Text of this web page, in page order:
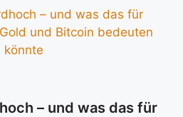
– und was das für